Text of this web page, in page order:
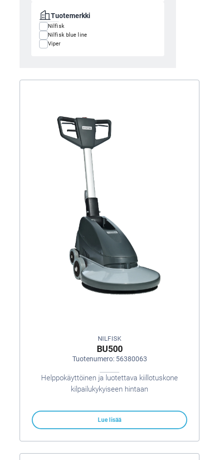
Tuotemerkki
Nilfisk
Nilfisk blue line
Viper
NILFISK
BU500
Tuotenumero: 56380063
Helppokäyttöinen ja luotettava kiillotuskone
kilpailukykyiseen hintaan
Lue lisää